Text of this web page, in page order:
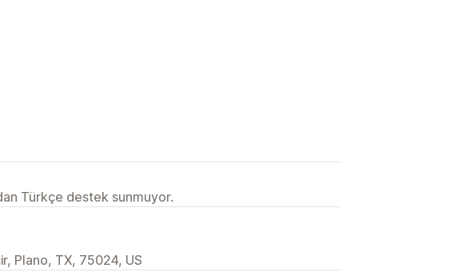
Türkçe destek sunmuyor.
Plano, TX, 75024, US